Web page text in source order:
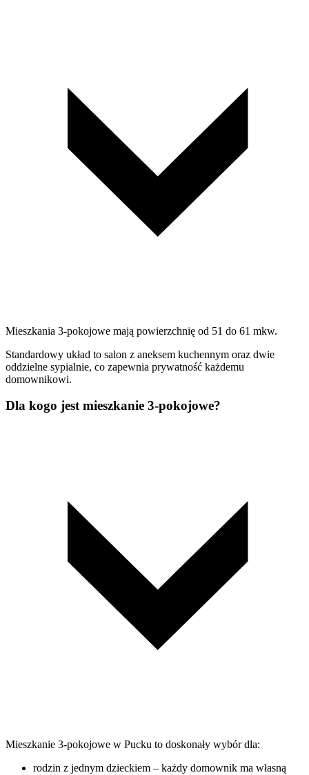
Mieszkania 3-pokojowe mają powierzchnię od 51 do 61 mkw.
Standardowy układ to salon z aneksem kuchennym oraz dwie
oddzielne sypialnie, co zapewnia prywatność każdemu
domownikowi.
Dla kogo jest mieszkanie 3-pokojowe?
Mieszkanie 3-pokojowe w Pucku to doskonały wybór dla:
rodzin z jednym dzieckiem – każdy domownik ma własną